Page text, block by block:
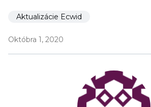
Aktualizácie Ecwid
Októbra 1, 2020